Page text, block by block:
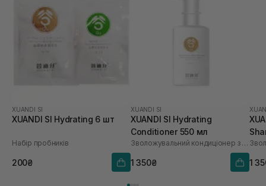
XUANDI SI
XUANDI SI Hydrating 6 шт
Набір пробників
200₴
XUANDI SI
XUANDI SI Hydrating
Conditioner 550 мл
Зволожувальний кондиціонер з екстрактом зерна
1 350₴ 1